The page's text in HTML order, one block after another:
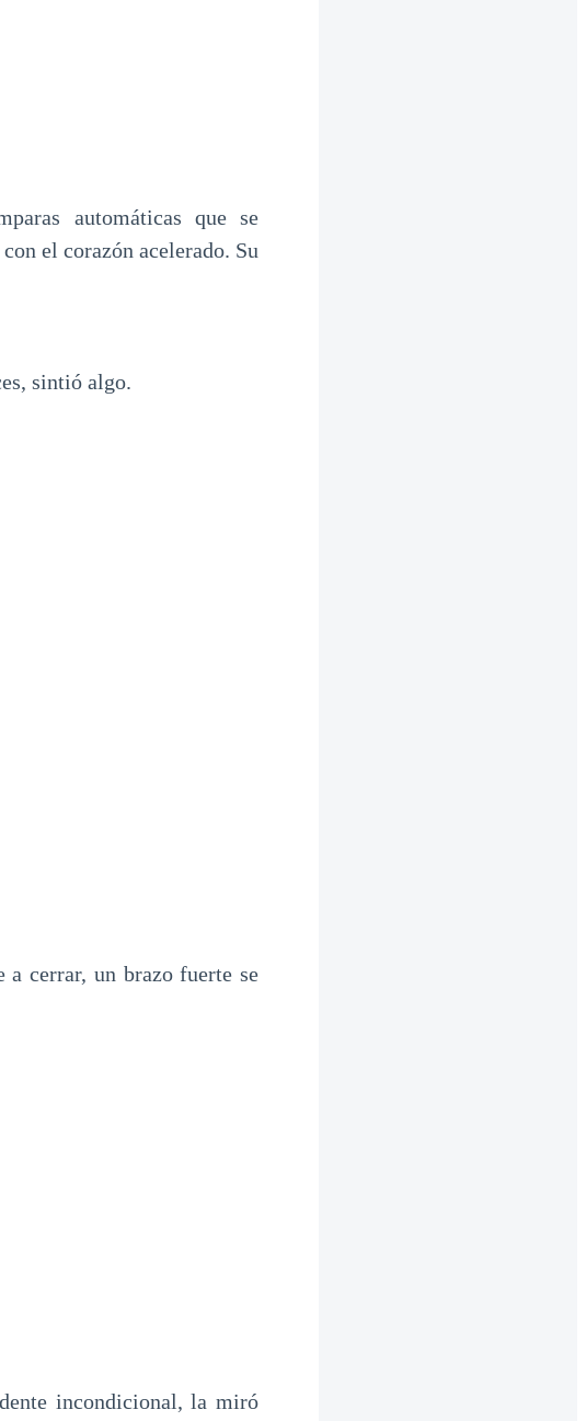
automáticas que se
el corazón acelerado. Su
sintió algo.
cerrar, un brazo fuerte se
incondicional, la miró